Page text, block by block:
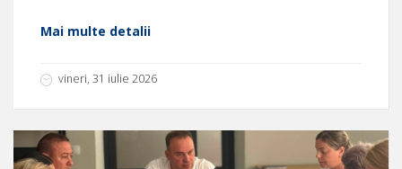
Mai multe detalii
vineri, 31 iulie 2026